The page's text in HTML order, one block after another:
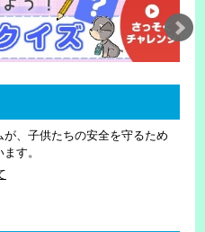
、子供たちの安全を守るため
す。